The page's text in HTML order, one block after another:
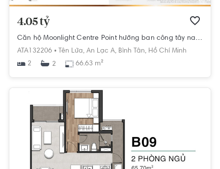
4.05 tỷ
Căn hộ Moonlight Centre Point hướng ban công tây nam nội thất cơ bản diện tích 66.63m²
ATA132206 • Tên Lửa, An Lạc A, Bình Tân, Hồ Chí Minh
2
2 66.63 m²